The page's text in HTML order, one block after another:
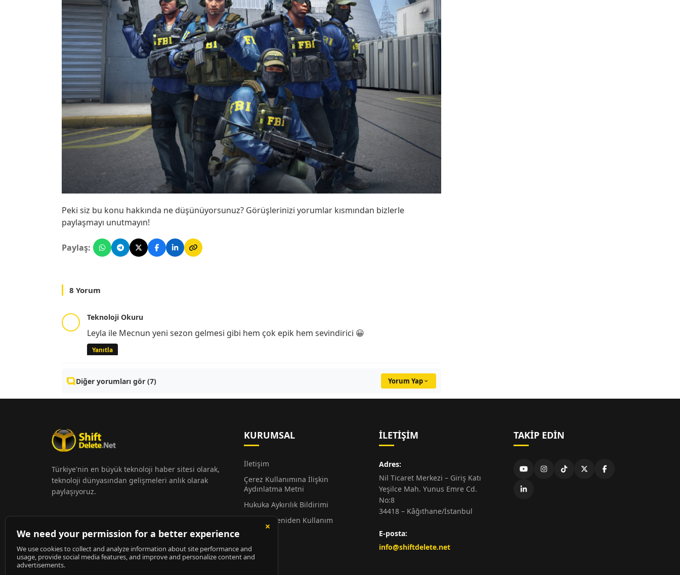
Peki siz bu konu hakkında ne düşünüyorsunuz? Görüşlerinizi yorumlar kısmından bizlerle
paylaşmayı unutmayın!
Paylaş:
8 Yorum
Teknoloji Okuru
Leyla ile Mecnun yeni sezon gelmesi gibi hem çok epik hem sevindirici 😀
Yanıtla
Diğer yorumları gör (7) Yorum Yap
Türkiye'nin en büyük teknoloji haber sitesi olarak,
teknoloji dünyasından gelişmeleri anlık olarak
paylaşıyoruz.
KURUMSAL
İletişim
Çerez Kullanımına İlişkin
Aydınlatma Metni
Hukuka Aykırılık Bildirimi
Alıntı ve Yeniden Kullanım
Hakkında
Künye
İLETIŞIM
Adres:
Nil Ticaret Merkezi – Giriş Katı
Yeşilce Mah. Yunus Emre Cd.
No:8
34418 – Kâğıthane/İstanbul
E-posta:
info@shiftdelete.net
TAKIP EDIN